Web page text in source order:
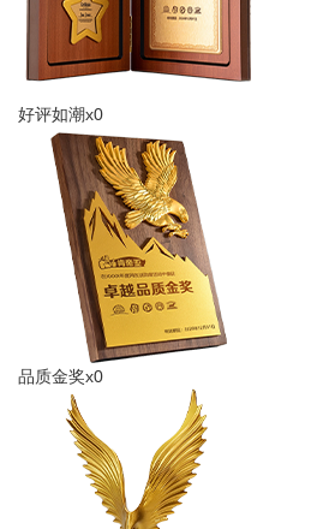
好评如潮x0
品质金奖x0